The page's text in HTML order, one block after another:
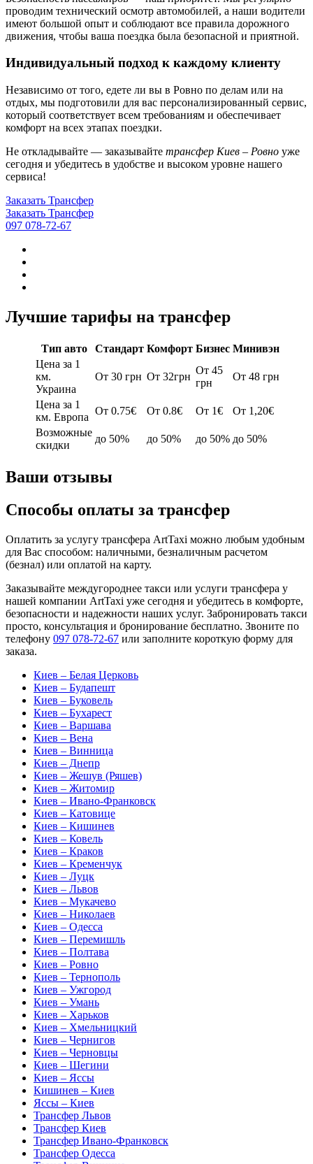
проводим технический осмотр автомобилей, а наши водители
имеют большой опыт и соблюдают все правила дорожного
движения, чтобы ваша поездка была безопасной и приятной.
Индивидуальный подход к каждому клиенту
Независимо от того, едете ли вы в Ровно по делам или на
отдых, мы подготовили для вас персонализированный сервис,
который соответствует всем требованиям и обеспечивает
комфорт на всех этапах поездки.
Не откладывайте — заказывайте трансфер Киев – Ровно уже
сегодня и убедитесь в удобстве и высоком уровне нашего
сервиса!
Заказать Трансфер
Заказать Трансфер
097 078-72-67
Лучшие тарифы на трансфер
Тип авто Стандарт Комфорт Бизнес Минивэн
Цена за 1
км.
Украина
От 30 грн От 32грн
От 45
грн
От 48 грн
Цена за 1
км. Европа
От 0.75€ От 0.8€ От 1€
От 1,20€
Возможные
скидки
до 50% до 50% до 50% до 50%
Ваши отзывы
Способы оплаты за трансфер
Оплатить за услугу трансфера ArtTaxi можно любым удобным
для Вас способом: наличными, безналичным расчетом
(безнал) или оплатой на карту.
Заказывайте междугороднее такси или услуги трансфера у
нашей компании ArtTaxi уже сегодня и убедитесь в комфорте,
безопасности и надежности наших услуг. Забронировать такси
просто, консультация и бронирование бесплатно. Звоните по
телефону 097 078-72-67 или заполните короткую форму для
заказа.
Киев – Белая Церковь
Киев – Будапешт
Киев – Буковель
Киев – Бухарест
Киев – Варшава
Киев – Вена
Киев – Винница
Киев – Днепр
Киев – Жешув (Ряшев)
Киев – Житомир
Киев – Ивано-Франковск
Киев – Катовице
Киев – Кишинев
Киев – Ковель
Киев – Краков
Киев – Кременчук
Киев – Луцк
Киев – Львов
Киев – Мукачево
Киев – Николаев
Киев – Одесса
Киев – Перемишль
Киев – Полтава
Киев – Ровно
Киев – Тернополь
Киев – Ужгород
Киев – Умань
Киев – Харьков
Киев – Хмельницкий
Киев – Чернигов
Киев – Черновцы
Киев – Шегини
Киев – Яссы
Кишинев – Киев
Яссы – Киев
Трансфер Львов
Трансфер Киев
Трансфер Ивано-Франковск
Трансфер Одесса